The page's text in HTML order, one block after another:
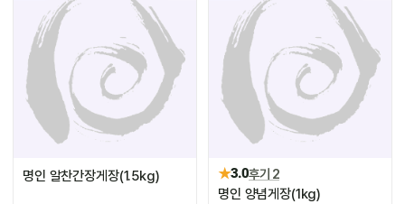
명인 알찬간장게장(1.5kg) ★3.0후기 2
명인 양념게장(1kg)